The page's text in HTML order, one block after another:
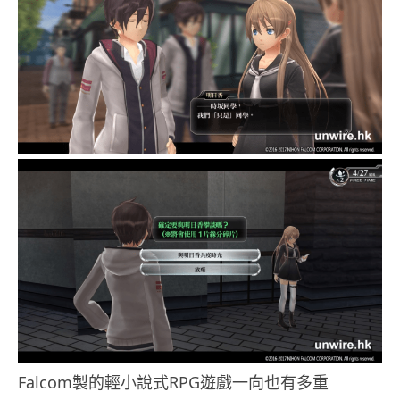
Falcom製的輕小說式RPG遊戲一向也有多重